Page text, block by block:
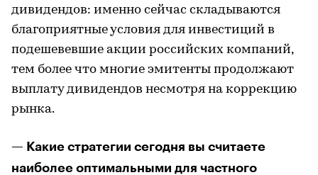
дивидендов: именно сейчас складываются
благоприятные условия для инвестиций в
подешевевшие акции российских компаний,
тем более что многие эмитенты продолжают
выплату дивидендов несмотря на коррекцию
рынка.
— Какие стратегии сегодня вы считаете
наиболее оптимальными для частного